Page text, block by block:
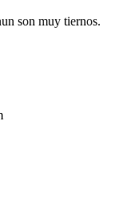
son muy tiernos.